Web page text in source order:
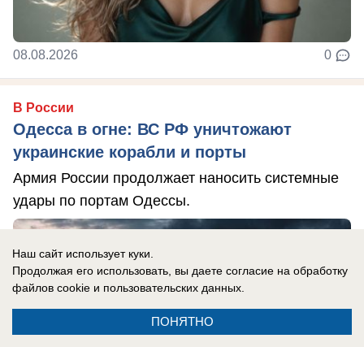
08.08.2026 0
В России
Одесса в огне: ВС РФ уничтожают
украинские корабли и порты
Армия России продолжает наносить системные
удары по портам Одессы.
Наш сайт использует куки.
Продолжая его использовать, вы даете согласие на обработку
файлов cookie и пользовательских данных.
ПОНЯТНО